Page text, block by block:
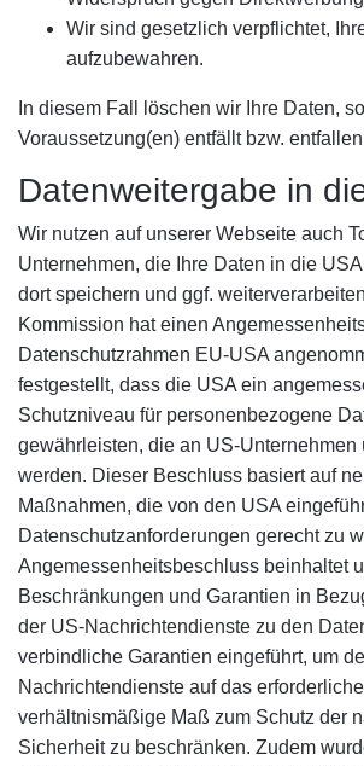
Wir sind gesetzlich verpflichtet,
aufzubewahren.
In diesem Fall löschen wir Ihre Daten,
Voraussetzung(en) entfällt bzw.
Datenweitergabe in
Wir nutzen auf unserer Webseite auch
Unternehmen, die Ihre Daten in die
dort speichern und ggf.
Kommission hat einen
Datenschutzrahmen EU-USA
festgestellt, dass die USA ein
Schutzniveau für personenbezogene
gewährleisten, die an US-Unternehmen
werden. Dieser Beschluss basiert auf
Maßnahmen, die von den USA
Datenschutzanforderungen gerecht zu
Angemessenheitsbeschluss beinhaltet
Beschränkungen und Garantien in
der US-Nachrichtendienste zu den
verbindliche Garantien eingeführt, um
Nachrichtendienste auf das
verhältnismäßige Maß zum Schutz der
Sicherheit zu beschränken. Zudem